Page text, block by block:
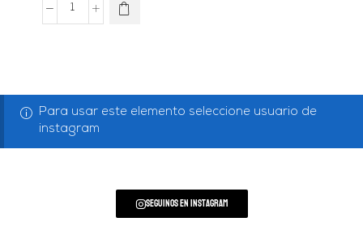
Para usar este elemento seleccione usuario de
instagram
Seguinos en Instagram